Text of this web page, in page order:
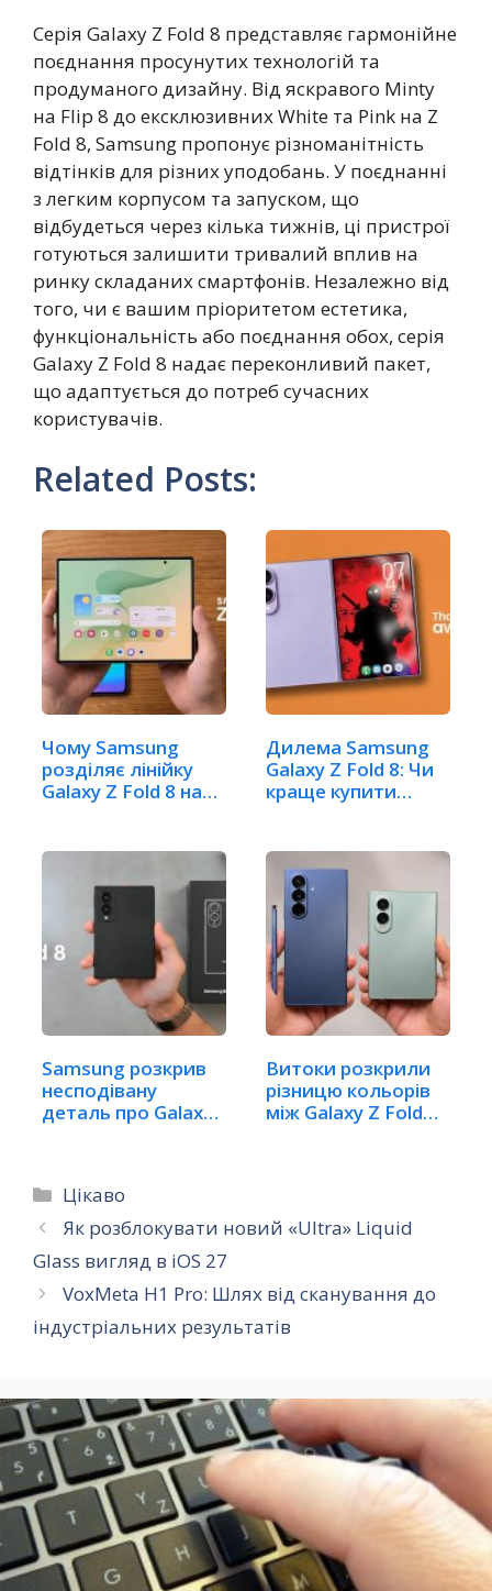
Серія Galaxy Z Fold 8 представляє гармонійне
поєднання просунутих технологій та
продуманого дизайну. Від яскравого Minty
на Flip 8 до ексклюзивних White та Pink на Z
Fold 8, Samsung пропонує різноманітність
відтінків для різних уподобань. У поєднанні
з легким корпусом та запуском, що
відбудеться через кілька тижнів, ці пристрої
готуються залишити тривалий вплив на
ринку складаних смартфонів. Незалежно від
того, чи є вашим пріоритетом естетика,
функціональність або поєднання обох, серія
Galaxy Z Fold 8 надає переконливий пакет,
що адаптується до потреб сучасних
користувачів.
Related Posts:
Чому Samsung
розділяє лінійку
Galaxy Z Fold 8 на
Дилема Samsung
Galaxy Z Fold 8: Чи
краще купити…
Samsung розкрив
несподівану
деталь про Galaxy
Витоки розкрили
різницю кольорів
між Galaxy Z Fold
Категорії
Цікаво
Як розблокувати новий «Ultra» Liquid
Glass вигляд в iOS 27
VoxMeta H1 Pro: Шлях від сканування до
індустріальних результатів